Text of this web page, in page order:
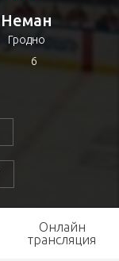
Неман
Гродно
6
Онлайн
трансляция